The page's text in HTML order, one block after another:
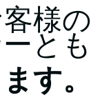
様の
とも
す。